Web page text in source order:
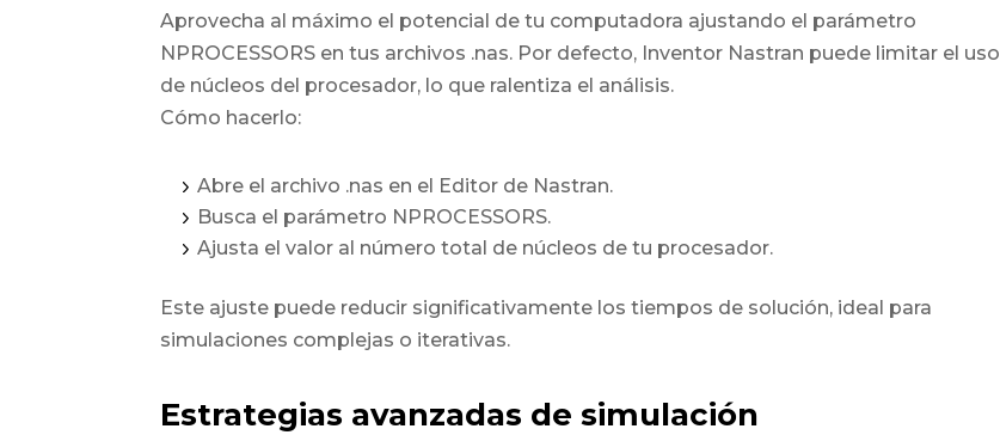
Aprovecha al máximo el potencial de tu computadora ajustando el parámetro
NPROCESSORS en tus archivos .nas. Por defecto, Inventor Nastran puede limitar el uso
de núcleos del procesador, lo que ralentiza el análisis.
Cómo hacerlo:
Abre el archivo .nas en el Editor de Nastran.
Busca el parámetro NPROCESSORS.
Ajusta el valor al número total de núcleos de tu procesador.
Este ajuste puede reducir significativamente los tiempos de solución, ideal para
simulaciones complejas o iterativas.
Estrategias avanzadas de simulación